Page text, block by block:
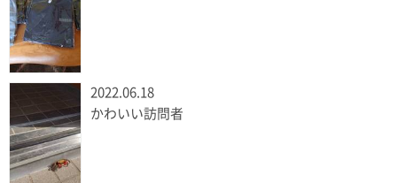
2022.06.18
かわいい訪問者